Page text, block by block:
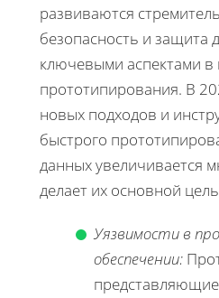
развиваются
безопасность и защита
ключевыми аспектами в
прототипирования. В
новых подходов и
быстрого
данных увеличивается
делает их основной
Уязвимости в
обеспечении: